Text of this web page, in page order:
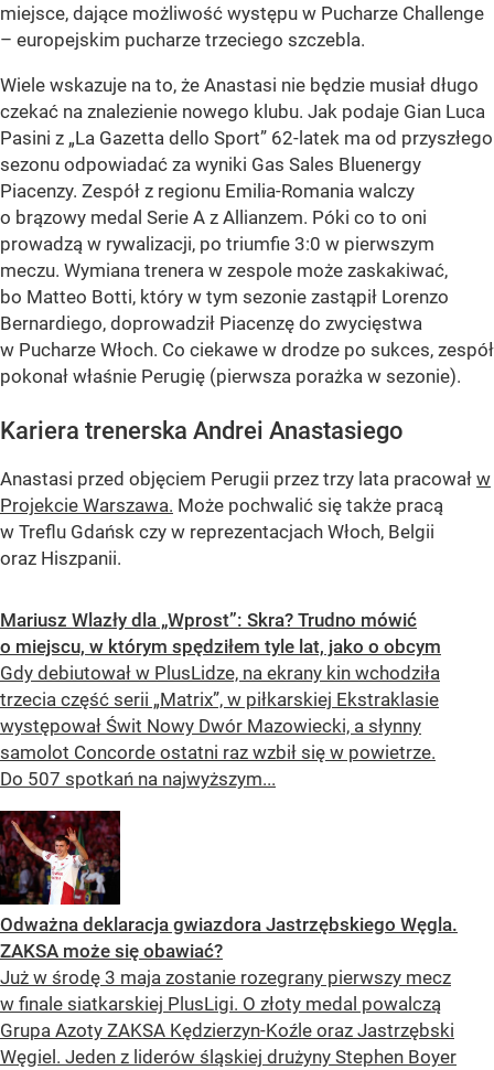
miejsce, dające możliwość występu w Pucharze Challenge
– europejskim pucharze trzeciego szczebla.
Wiele wskazuje na to, że Anastasi nie będzie musiał długo
czekać na znalezienie nowego klubu. Jak podaje Gian Luca
Pasini z „La Gazetta dello Sport” 62-latek ma od przyszłego
sezonu odpowiadać za wyniki Gas Sales Bluenergy
Piacenzy. Zespół z regionu Emilia-Romania walczy
o brązowy medal Serie A z Allianzem. Póki co to oni
prowadzą w rywalizacji, po triumfie 3:0 w pierwszym
meczu. Wymiana trenera w zespole może zaskakiwać,
bo Matteo Botti, który w tym sezonie zastąpił Lorenzo
Bernardiego, doprowadził Piacenzę do zwycięstwa
w Pucharze Włoch. Co ciekawe w drodze po sukces, zespół
pokonał właśnie Perugię (pierwsza porażka w sezonie).
Kariera trenerska Andrei Anastasiego
Anastasi przed objęciem Perugii przez trzy lata pracował w
Projekcie Warszawa. Może pochwalić się także pracą
w Treflu Gdańsk czy w reprezentacjach Włoch, Belgii
oraz Hiszpanii.
Mariusz Wlazły dla „Wprost”: Skra? Trudno mówić
o miejscu, w którym spędziłem tyle lat, jako o obcym
Gdy debiutował w PlusLidze, na ekrany kin wchodziła
trzecia część serii „Matrix”, w piłkarskiej Ekstraklasie
występował Świt Nowy Dwór Mazowiecki, a słynny
samolot Concorde ostatni raz wzbił się w powietrze.
Do 507 spotkań na najwyższym...
Odważna deklaracja gwiazdora Jastrzębskiego Węgla.
ZAKSA może się obawiać?
Już w środę 3 maja zostanie rozegrany pierwszy mecz
w finale siatkarskiej PlusLigi. O złoty medal powalczą
Grupa Azoty ZAKSA Kędzierzyn-Koźle oraz Jastrzębski
Węgiel. Jeden z liderów śląskiej drużyny Stephen Boyer